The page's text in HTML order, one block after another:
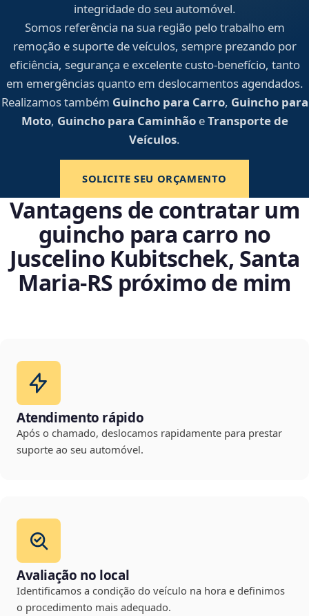
integridade do seu automóvel.
Somos referência na sua região pelo trabalho em
remoção e suporte de veículos, sempre prezando por
eficiência, segurança e excelente custo-benefício, tanto
em emergências quanto em deslocamentos agendados.
Realizamos também Guincho para Carro, Guincho para
Moto, Guincho para CaminhãoeTransporte de
Veículos.
SOLICITE SEU ORÇAMENTO
Vantagens de contratar um
guincho para carro no
Juscelino Kubitschek, Santa
Maria‑RS próximo de mim
Atendimento rápido
Após o chamado, deslocamos rapidamente para prestar
suporte ao seu automóvel.
Avaliação no local
Identificamos a condição do veículo na hora e definimos
o procedimento mais adequado.